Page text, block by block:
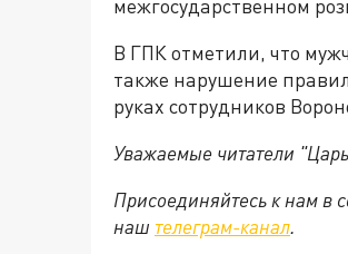
межгосударственном
В ГПК отметили, что
также нарушение
руках сотрудников
Уважаемые читатели
Присоединяйтесь к нам в
наш телеграм-канал.